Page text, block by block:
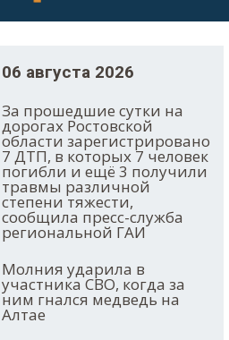
06 августа 2026
За прошедшие сутки на
дорогах Ростовской
области зарегистрировано
7 ДТП, в которых 7 человек
погибли и ещё 3 получили
травмы различной
степени тяжести,
сообщила пресс-служба
региональной ГАИ
Молния ударила в
участника СВО, когда за
ним гнался медведь на
Алтае